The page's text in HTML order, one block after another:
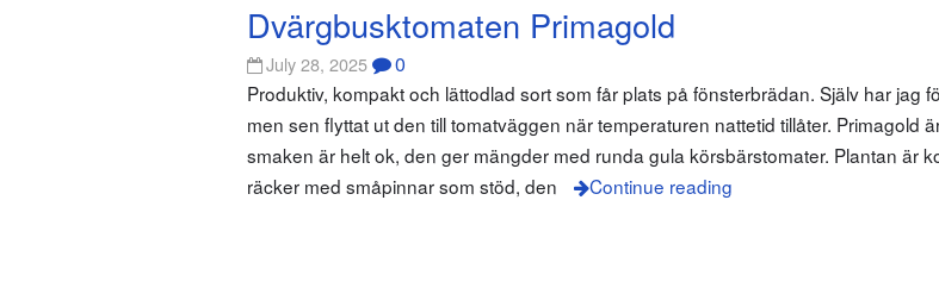
Dvärgbusktomaten Primagold
July 28, 2025 0
Produktiv, kompakt och lättodlad sort som får plats på fönsterbrädan. Själv har jag
men sen flyttat ut den till tomatväggen när temperaturen nattetid tillåter. Primagold
smaken är helt ok, den ger mängder med runda gula körsbärstomater. Plantan är
räcker med småpinnar som stöd, den
Continue reading